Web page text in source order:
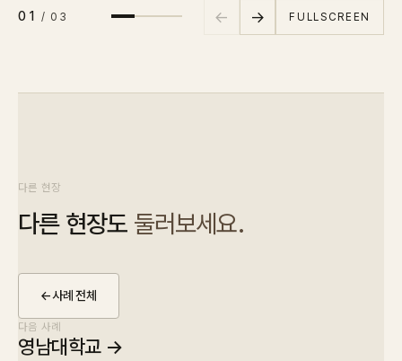
01 / 03 ← → FULLSCREEN
다른 현장
다른 현장도 둘러보세요.
←사례 전체
다음 사례
영남대학교 →